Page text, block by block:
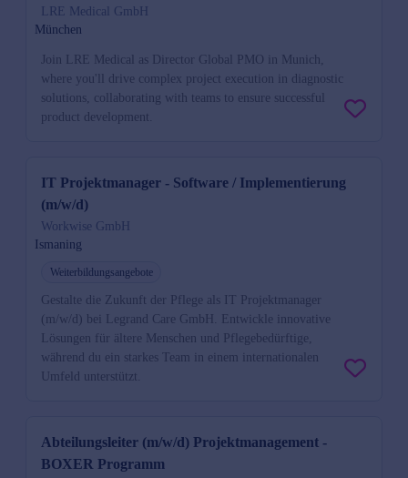
LRE Medical GmbH
München
Join LRE Medical as Director Global PMO in Munich,
where you'll drive complex project execution in diagnostic
solutions, collaborating with teams to ensure successful
product development.
IT Projektmanager - Software / Implementierung
(m/w/d)
Workwise GmbH
Ismaning
Weiterbildungsangebote
Gestalte die Zukunft der Pflege als IT Projektmanager
(m/w/d) bei Legrand Care GmbH. Entwickle innovative
Lösungen für ältere Menschen und Pflegebedürftige,
während du ein starkes Team in einem internationalen
Umfeld unterstützt.
Abteilungsleiter (m/w/d) Projektmanagement -
BOXER Programm